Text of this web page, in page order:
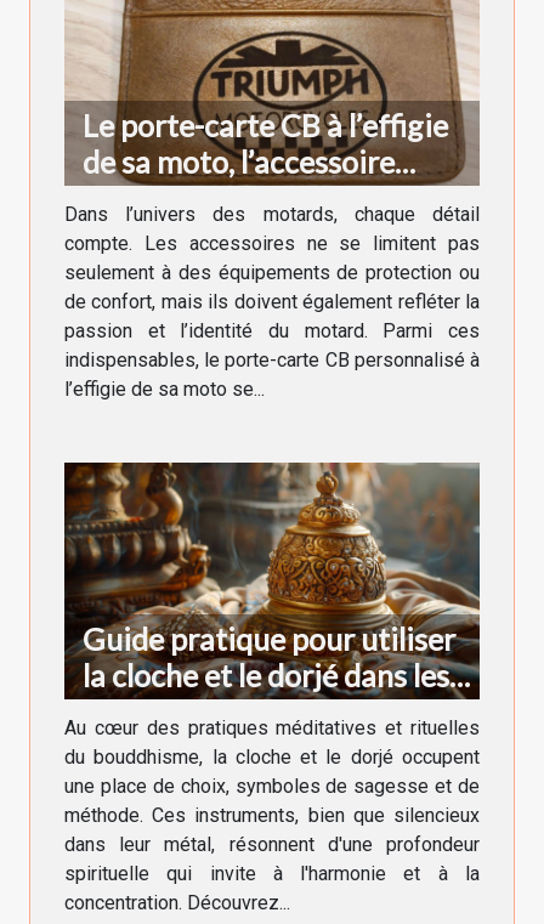
Le porte-carte CB à l’effigie
de sa moto, l’accessoire
indispensable du motard
Dans l’univers des motards, chaque détail
compte. Les accessoires ne se limitent pas
seulement à des équipements de protection ou
de confort, mais ils doivent également refléter la
passion et l’identité du motard. Parmi ces
indispensables, le porte-carte CB personnalisé à
l’effigie de sa moto se...
Guide pratique pour utiliser
la cloche et le dorjé dans les
rituels bouddhistes
Au cœur des pratiques méditatives et rituelles
du bouddhisme, la cloche et le dorjé occupent
une place de choix, symboles de sagesse et de
méthode. Ces instruments, bien que silencieux
dans leur métal, résonnent d'une profondeur
spirituelle qui invite à l'harmonie et à la
concentration. Découvrez...